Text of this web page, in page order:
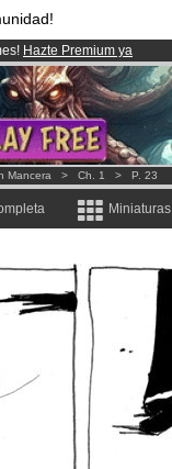
Hazte Premium ya
y Mangas!.
!.
Mancera > Ch. 1 > P. 23
Miniaturas